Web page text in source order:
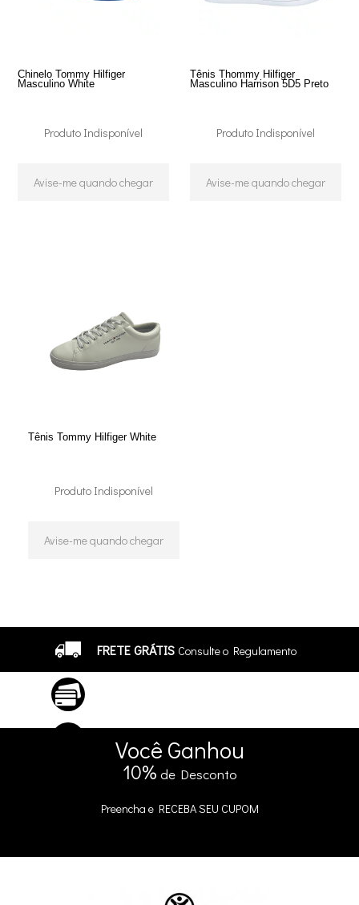
Chinelo Tommy Hilfiger
Masculino White
Produto Indisponível
Avise-me quando chegar
Tênis Thommy Hilfiger
Masculino Harrison 5D5 Preto
Produto Indisponível
Avise-me quando chegar
Tênis Tommy Hilfiger White
Produto Indisponível
Avise-me quando chegar
FRETE GRÁTIS Consulte o Regulamento
5% DE DESCONTO no Pix e Boleto
Você Ganhou
10% de Desconto
Preencha e RECEBA SEU CUPOM